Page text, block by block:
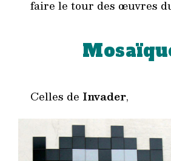
faire le tour des œuvres
Celles de Invader,